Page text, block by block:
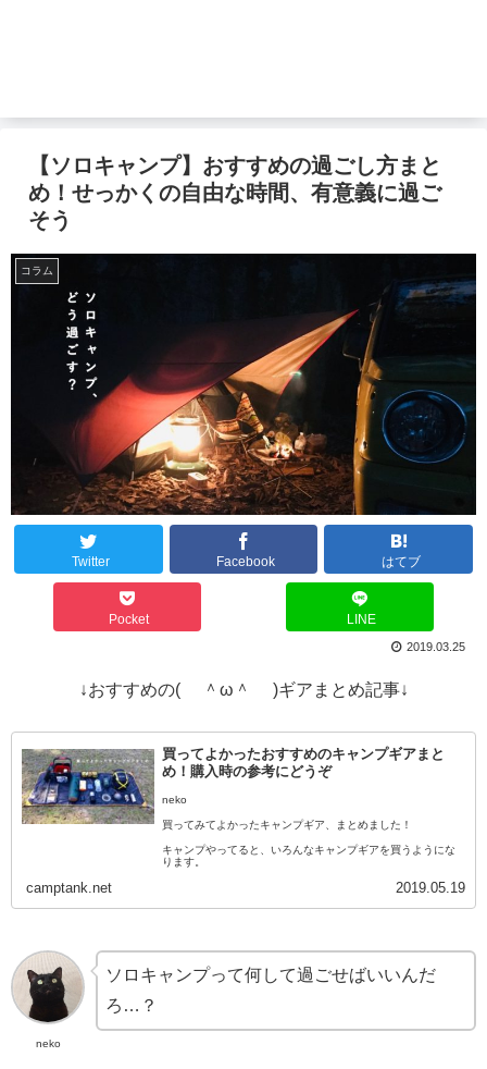
【ソロキャンプ】おすすめの過ごし方まと
め！せっかくの自由な時間、有意義に過ご
そう
コラム
Twitter Facebook はてブ
Pocket LINE
2019.03.25
↓おすすめの( ＾ω＾ )ギアまとめ記事↓
買ってよかったおすすめのキャンプギアまと
め！購入時の参考にどうぞ
neko
買ってみてよかったキャンプギア、まとめました！
キャンプやってると、いろんなキャンプギアを買うようにな
ります。
そしてその中でも、買ってよかった・使ってよかったキャン
camptank.net 2019.05.19
neko
ソロキャンプって何して過ごせばいいんだ
ろ…？